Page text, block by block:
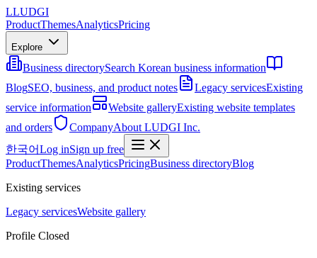
LLUDGI
ProductThemesAnalyticsPricing
Explore
Business directorySearch Korean business information
BlogSEO, business, and product notes Legacy servicesExisting
service information
Website galleryExisting website templates
and orders
CompanyAbout LUDGI Inc.
한국어Log inSign up free
ProductThemesAnalyticsPricingBusiness directoryBlog
Existing services
Legacy servicesWebsite gallery
Profile Closed